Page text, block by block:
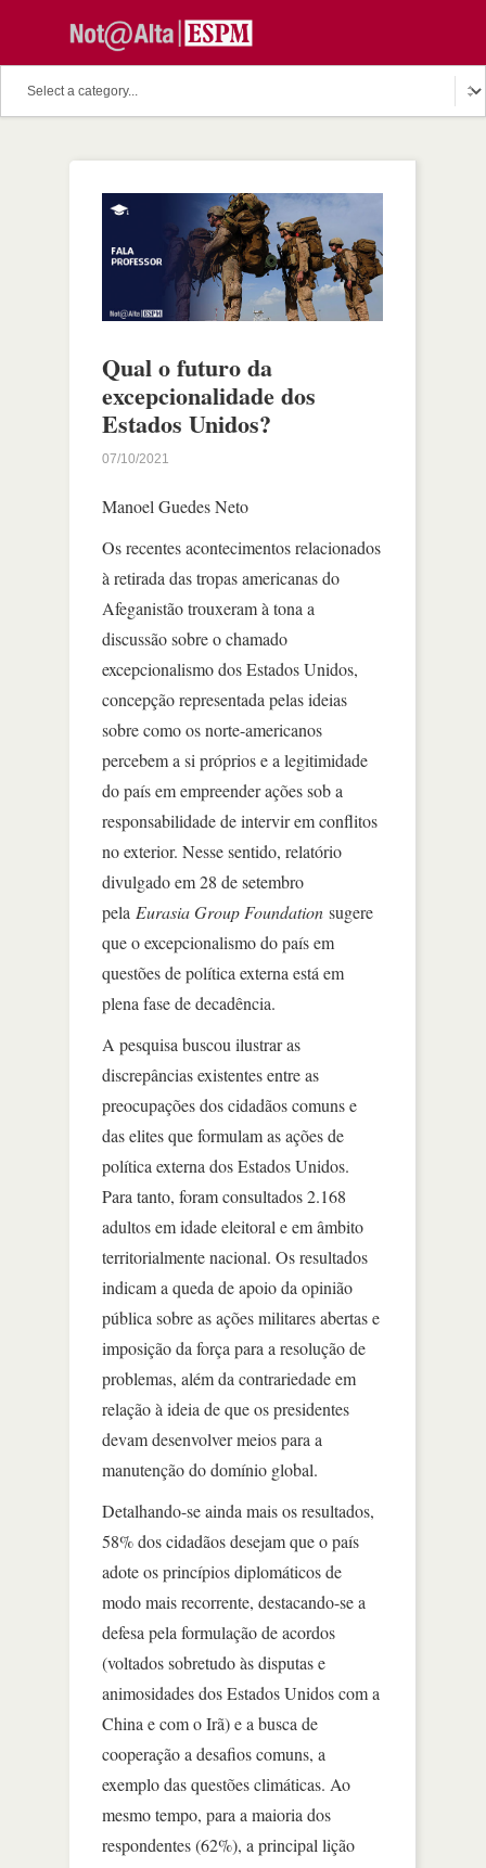
Qual o futuro da
excepcionalidade dos
Estados Unidos?
07/10/2021
Manoel Guedes Neto
Os recentes acontecimentos relacionados
à retirada das tropas americanas do
Afeganistão trouxeram à tona a
discussão sobre o chamado
excepcionalismo dos Estados Unidos,
concepção representada pelas ideias
sobre como os norte-americanos
percebem a si próprios e a legitimidade
do país em empreender ações sob a
responsabilidade de intervir em conflitos
no exterior. Nesse sentido, relatório
divulgado em 28 de setembro
pela Eurasia Group Foundation sugere
que o excepcionalismo do país em
questões de política externa está em
plena fase de decadência.
A pesquisa buscou ilustrar as
discrepâncias existentes entre as
preocupações dos cidadãos comuns e
das elites que formulam as ações de
política externa dos Estados Unidos.
Para tanto, foram consultados 2.168
adultos em idade eleitoral e em âmbito
territorialmente nacional. Os resultados
indicam a queda de apoio da opinião
pública sobre as ações militares abertas e
imposição da força para a resolução de
problemas, além da contrariedade em
relação à ideia de que os presidentes
devam desenvolver meios para a
manutenção do domínio global.
Detalhando-se ainda mais os resultados,
58% dos cidadãos desejam que o país
adote os princípios diplomáticos de
modo mais recorrente, destacando-se a
defesa pela formulação de acordos
(voltados sobretudo às disputas e
animosidades dos Estados Unidos com a
China e com o Irã) e a busca de
cooperação a desafios comuns, a
exemplo das questões climáticas. Ao
mesmo tempo, para a maioria dos
respondentes (62%), a principal lição